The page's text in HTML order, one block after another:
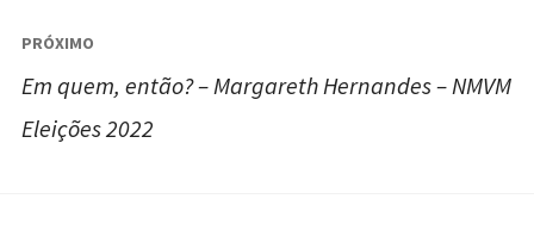
PRÓXIMO
Em quem, então? – Margareth Hernandes – NMVM
Eleições 2022